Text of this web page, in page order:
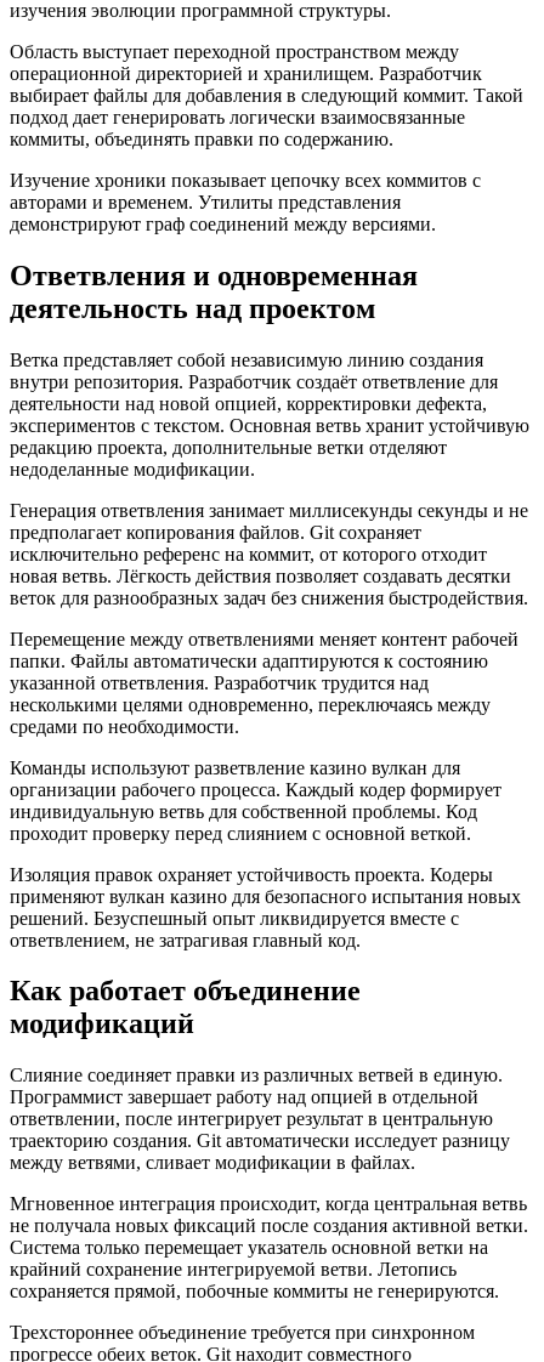
изучения эволюции программной структуры.
Область выступает переходной пространством между
операционной директорией и хранилищем. Разработчик
выбирает файлы для добавления в следующий коммит. Такой
подход дает генерировать логически взаимосвязанные
коммиты, объединять правки по содержанию.
Изучение хроники показывает цепочку всех коммитов с
авторами и временем. Утилиты представления
демонстрируют граф соединений между версиями.
Ответвления и одновременная
деятельность над проектом
Ветка представляет собой независимую линию создания
внутри репозитория. Разработчик создаёт ответвление для
деятельности над новой опцией, корректировки дефекта,
экспериментов с текстом. Основная ветвь хранит устойчивую
редакцию проекта, дополнительные ветки отделяют
недоделанные модификации.
Генерация ответвления занимает миллисекунды секунды и не
предполагает копирования файлов. Git сохраняет
исключительно референс на коммит, от которого отходит
новая ветвь. Лёгкость действия позволяет создавать десятки
веток для разнообразных задач без снижения быстродействия.
Перемещение между ответвлениями меняет контент рабочей
папки. Файлы автоматически адаптируются к состоянию
указанной ответвления. Разработчик трудится над
несколькими целями одновременно, переключаясь между
средами по необходимости.
Команды используют разветвление казино вулкан для
организации рабочего процесса. Каждый кодер формирует
индивидуальную ветвь для собственной проблемы. Код
проходит проверку перед слиянием с основной веткой.
Изоляция правок охраняет устойчивость проекта. Кодеры
применяют вулкан казино для безопасного испытания новых
решений. Безуспешный опыт ликвидируется вместе с
ответвлением, не затрагивая главный код.
Как работает объединение
модификаций
Слияние соединяет правки из различных ветвей в единую.
Программист завершает работу над опцией в отдельной
ответвлении, после интегрирует результат в центральную
траекторию создания. Git автоматически исследует разницу
между ветвями, сливает модификации в файлах.
Мгновенное интеграция происходит, когда центральная ветвь
не получала новых фиксаций после создания активной ветки.
Система только перемещает указатель основной ветки на
крайний сохранение интегрируемой ветви. Летопись
сохраняется прямой, побочные коммиты не генерируются.
Трехстороннее объединение требуется при синхронном
прогрессе обеих веток. Git находит совместного